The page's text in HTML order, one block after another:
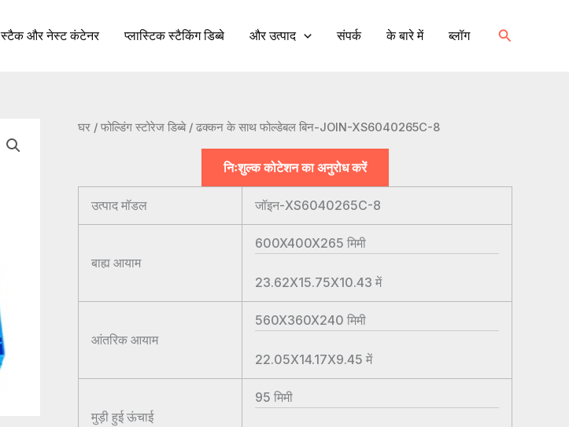
स्टैक और नेस्ट कंटेनर प्लास्टिक स्टैकिंग डिब्बे और उत्पाद संपर्क के बारे में ब्लॉग खोज
घर / फोल्डिंग स्टोरेज डिब्बे/ ढक्कन के साथ फोल्डेबल बिन-JOIN-XS6040265C-8
निःशुल्क कोटेशन का अनुरोध करें
उत्पाद मॉडल जॉइन-XS6040265C-8
बाह्य आयाम
600X400X265 मिमी
23.62X15.75X10.43 में
आंतरिक आयाम
560X360X240 मिमी
22.05X14.17X9.45 में
मुड़ी हुई ऊंचाई
95 मिमी